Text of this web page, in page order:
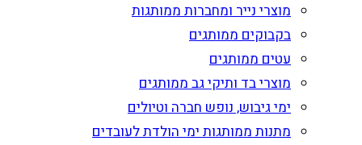
מוצרי נייר ומחברות ממותגות
בקבוקים ממותגים
עטים ממותגים
מוצרי בד ותיקי גב ממותגים
ימי גיבוש, נופש חברה וטיולים
מתנות ממותגות ימי הולדת לעובדים